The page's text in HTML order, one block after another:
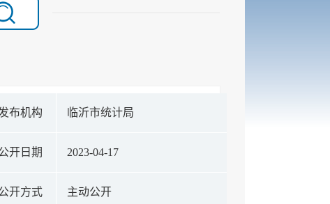
布机构 临沂市统计局
开日期 2023-04-17
开方式 主动公开